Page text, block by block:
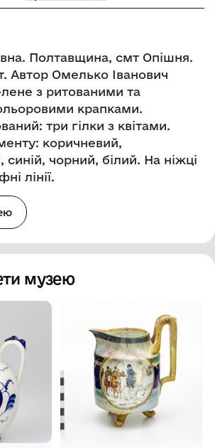
Полтавщина, смт Опішня.
Автор Омелько Іванович
з ритованими та
крапками.
три гілки з квітами.
коричневий,
чорний, білий. На ніжці
лінії.
музею